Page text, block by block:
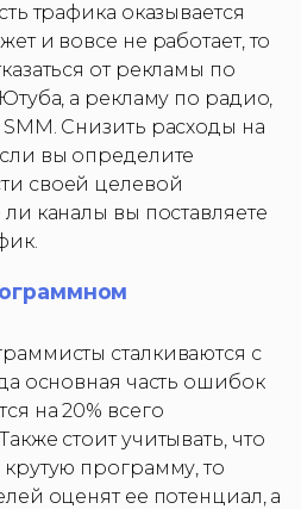
трафика оказывается
и вовсе не работает, то
от рекламы по
а рекламу по радио,
Снизить расходы на
вы определите
своей целевой
каналы вы поставляете
сталкиваются с
основная часть ошибок
на 20% всего
стоит учитывать, что
программу, то
оценят ее потенциал, а